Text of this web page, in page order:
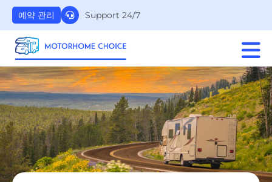
Support 24/7
예약 관리